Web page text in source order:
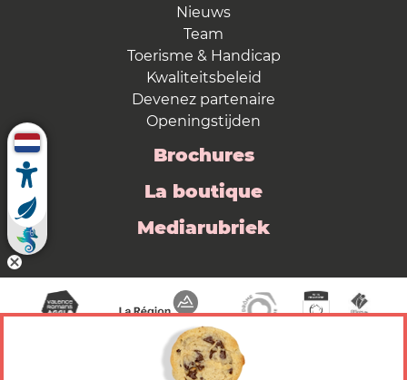
Nieuws
Team
Toerisme & Handicap
Kwaliteitsbeleid
Devenez partenaire
Openingstijden
Brochures
La boutique
Mediarubriek